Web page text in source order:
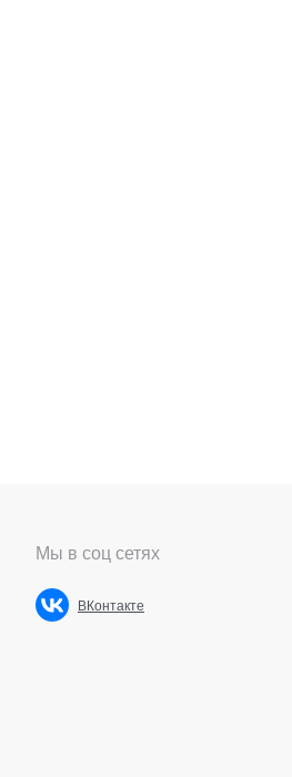
Мы в соц сетях
ВКонтакте